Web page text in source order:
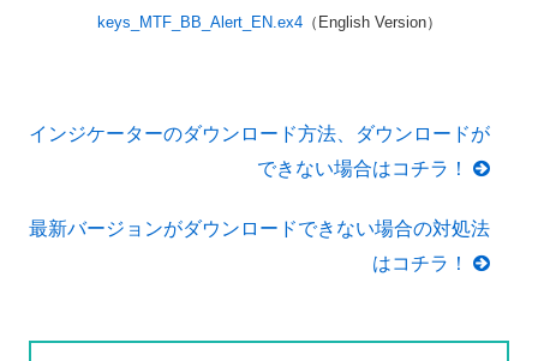
keys_MTF_BB_Alert_EN.ex4（English Version）
インジケーターのダウンロード方法、ダウンロードが
できない場合はコチラ！
最新バージョンがダウンロードできない場合の対処法
はコチラ！